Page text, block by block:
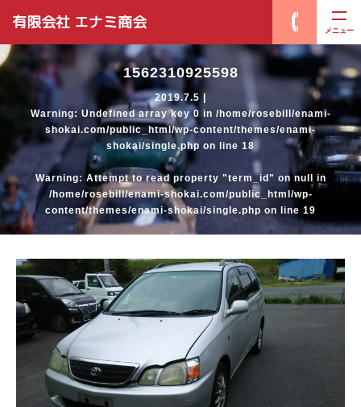
有限会社 エナミ商会 メニュー
1562310925598
2019.7.5 |
Warning: Undefined array key 0 in /home/rosebill/enami-
shokai.com/public_html/wp-content/themes/enami-
shokai/single.php on line 18
Warning: Attempt to read property "term_id" on null in
/home/rosebill/enami-shokai.com/public_html/wp-
content/themes/enami-shokai/single.php on line 19